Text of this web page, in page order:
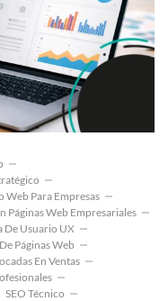
Web Para Empresas
Páginas Web Empresariales
De Usuario UX
Páginas Web
En Ventas
SEO Técnico